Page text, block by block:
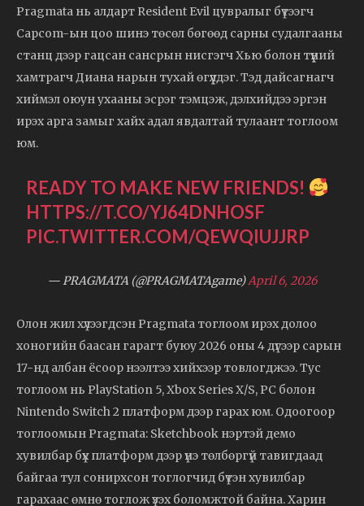
Pragmata нь алдарт Resident Evil цувралыг бүтээгч
Capcom-ын цоо шинэ төсөл бөгөөд сарны судалгааны
станц дээр гацсан сансрын нисгэгч Хью болон түүний
хамтрагч Диана нарын тухай өгүүлдэг. Тэд дайсагнагч
хиймэл оюун ухааны эсрэг тэмцэж, дэлхийдээ эргэн
ирэх арга замыг хайх адал явдалтай тулаант тоглоом
юм.
READY TO MAKE NEW FRIENDS!
HTTPS://T.CO/YJ64DNHOSF
PIC.TWITTER.COM/QEWQIUJJRP
— PRAGMATA (@PRAGMATAgame)April 6, 2026
Олон жил хүлээгдсэн Pragmata тоглоом ирэх долоо
хоногийн баасан гарагт буюу 2026 оны 4 дүгээр сарын
17-нд албан ёсоор нээлтээ хийхээр товлогджээ. Тус
тоглоом нь PlayStation 5, Xbox Series X/S, PC болон
Nintendo Switch 2 платформ дээр гарах юм. Одоогоор
тоглоомын Pragmata: Sketchbook нэртэй демо
хувилбар бүх платформ дээр үнэ төлбөргүй тавигдаад
байгаа тул сонирхсон тоглогчид бүтэн хувилбар
гарахаас өмнө тоглож үзэх боломжтой байна. Харин